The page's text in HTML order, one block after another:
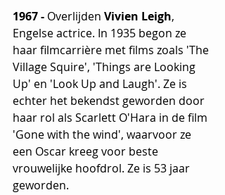
1967 - Overlijden Vivien Leigh,
Engelse actrice. In 1935 begon ze
haar filmcarrière met films zoals 'The
Village Squire', 'Things are Looking
Up' en 'Look Up and Laugh'. Ze is
echter het bekendst geworden door
haar rol als Scarlett O'Hara in de film
'Gone with the wind', waarvoor ze
een Oscar kreeg voor beste
vrouwelijke hoofdrol. Ze is 53 jaar
geworden.